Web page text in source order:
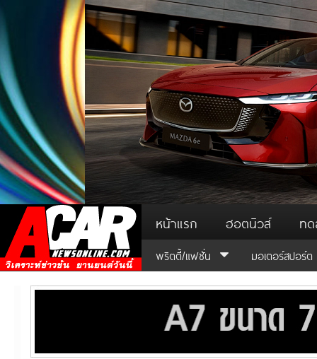
หน้าแรก ฮอตนิวส์ ท
พริตตี้/แฟชั่น มอเตอร์สปอร์ต